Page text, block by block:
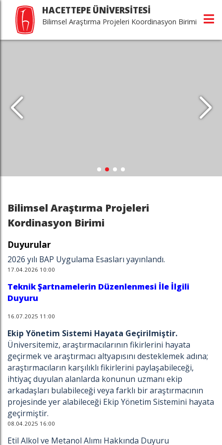
HACETTEPE ÜNİVERSİTESİ
Bilimsel Araştırma Projeleri Koordinasyon Birimi
Bilimsel Araştırma Projeleri
Kordinasyon Birimi
Duyurular
2026 yılı BAP Uygulama Esasları yayınlandı.
17.04.2026 10:00
Teknik Şartnamelerin Düzenlenmesi İle İlgili
Duyuru
16.07.2025 11:00
Ekip Yönetim Sistemi Hayata Geçirilmiştir.
Üniversitemiz, araştırmacılarının fikirlerini hayata
geçirmek ve araştırmacı altyapısını desteklemek adına;
araştırmacıların karşılıklı fikirlerini paylaşabileceği,
ihtiyaç duyulan alanlarda konunun uzmanı ekip
arkadaşları bulabileceği veya farklı bir araştırmacının
projesinde yer alabileceği Ekip Yönetim Sistemini hayata
geçirmiştir.
08.04.2025 16:00
Etil Alkol ve Metanol Alımı Hakkında Duyuru